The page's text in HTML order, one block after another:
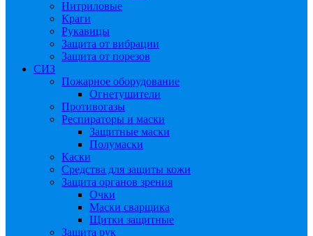
Нитриловые
Краги
Рукавицы
Защита от вибрации
Защита от порезов
СИЗ
Пожарное оборудование
Огнетушители
Противогазы
Респираторы и маски
Защитные маски
Полумаски
Каски
Средства для защиты кожи
Защита органов зрения
Очки
Маски сварщика
Щитки защитные
Защита рук